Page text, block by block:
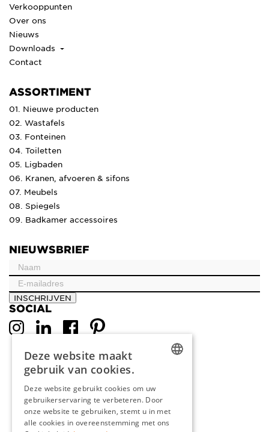
Verkooppunten
Over ons
Nieuws
Downloads
Contact
ASSORTIMENT
01. Nieuwe producten
02. Wastafels
03. Fonteinen
04. Toiletten
05. Ligbaden
06. Kranen, afvoeren & sifons
07. Meubels
08. Spiegels
09. Badkamer accessoires
NIEUWSBRIEF
INSCHRIJVEN
SOCIAL
ENGLISH
FRENCH
Deze website maakt
gebruik van cookies.
Deze website gebruikt cookies om uw
gebruikerservaring te verbeteren. Door
onze website te gebruiken, stemt u in met
alle cookies in overeenstemming met ons